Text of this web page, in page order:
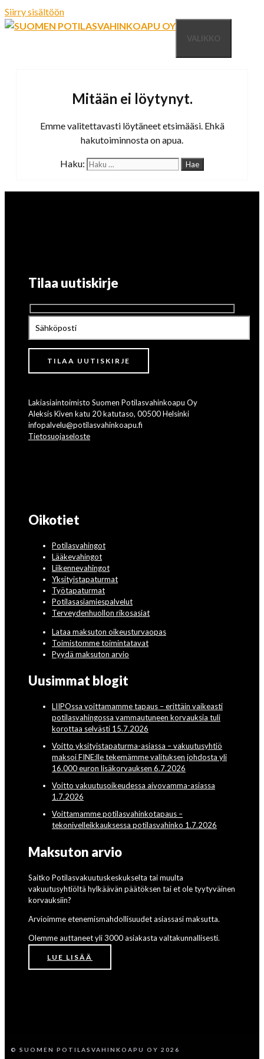
Siirry sisältöön
VALIKKO
Mitään ei löytynyt.
Emme valitettavasti löytäneet etsimääsi. Ehkä
hakutoiminnosta on apua.
Haku:
Tilaa uutiskirje
Lakiasiaintoimisto Suomen Potilasvahinkoapu Oy
Aleksis Kiven katu 20 katutaso, 00500 Helsinki
infopalvelu@potilasvahinkoapu.fi
Tietosuojaseloste
Oikotiet
Potilasvahingot
Lääkevahingot
Liikennevahingot
Yksityistapaturmat
Työtapaturmat
Potilasasiamiespalvelut
Terveydenhuollon rikosasiat
Lataa maksuton oikeusturvaopas
Toimistomme toimintatavat
Pyydä maksuton arvio
Uusimmat blogit
LIIPOssa voittamamme tapaus – erittäin vaikeasti
potilasvahingossa vammautuneen korvauksia tuli
korottaa selvästi 15.7.2026
Voitto yksityistapaturma-asiassa – vakuutusyhtiö
maksoi FINE:lle tekemämme valituksen johdosta yli
16.000 euron lisäkorvauksen 6.7.2026
Voitto vakuutusoikeudessa aivovamma-asiassa
1.7.2026
Voittamamme potilasvahinkotapaus –
tekonivelleikkauksessa potilasvahinko 1.7.2026
Maksuton arvio
Saitko Potilasvakuutuskeskukselta tai muulta
vakuutusyhtiöltä hylkäävän päätöksen tai et ole tyytyväinen
korvauksiin?
Arvioimme etenemismahdollisuudet asiassasi maksutta.
Olemme auttaneet yli 3000 asiakasta valtakunnallisesti.
LUE LISÄÄ
© SUOMEN POTILASVAHINKOAPU OY 2026